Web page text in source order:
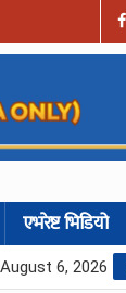
एभरेष्ट भिडियो
6, 2026